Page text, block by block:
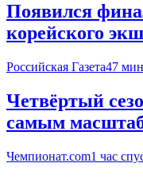
Появился
корейского
Российская Газета47
Четвёртый
самым
Чемпионат.com1 час